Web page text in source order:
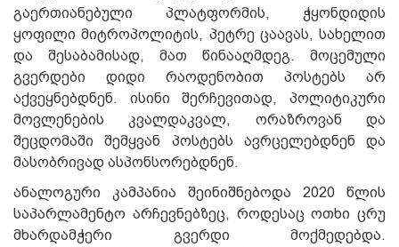
გაერთიანებული პლატფორმის, ჭყონდიდის
ყოფილი მიტროპოლიტის, პეტრე ცაავას, სახელით
და შესაბამისად, მათ წინააღმდეგ. მოცემული
გვერდები დიდი რაოდენობით პოსტებს არ
აქვეყნებდნენ. ისინი შერჩევითად, პოლიტიკური
მოვლენების კვალდაკვალ, ორაზროვან და
შეცდომაში შემყვან პოსტებს ავრცელებდნენ და
მასობრივად ასპონსორებდნენ.
ანალოგური კამპანია შეინიშნებოდა 2020 წლის
საპარლამენტო არჩევნებზეც, როდესაც ოთხი ცრუ
მხარდამჭერი გვერდი მოქმედებდა.